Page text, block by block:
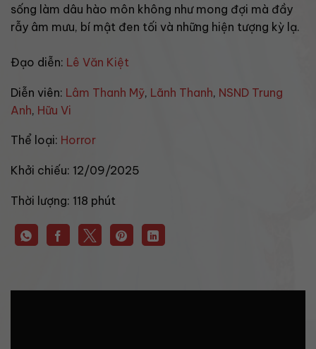
sống làm dâu hào môn không như mong đợi mà đầy
rẫy âm mưu, bí mật đen tối và những hiện tượng kỳ lạ.
Đạo diễn: Lê Văn Kiệt
Diễn viên: Lâm Thanh Mỹ, Lãnh Thanh, NSND Trung
Anh, Hữu Vi
Thể loại: Horror
Khởi chiếu: 12/09/2025
Thời lượng: 118 phút